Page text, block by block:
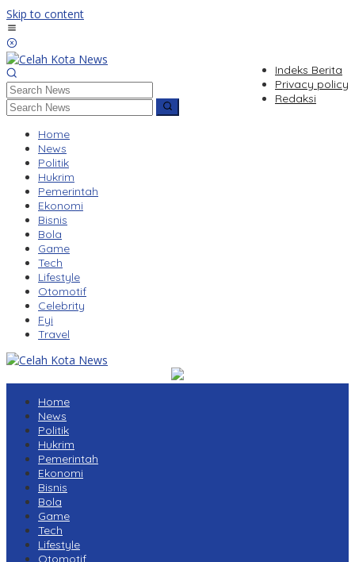
Skip to content
Indeks Berita
Privacy policy
Redaksi
Home
News
Politik
Hukrim
Pemerintah
Ekonomi
Bisnis
Bola
Game
Tech
Lifestyle
Otomotif
Celebrity
Fyi
Travel
Home
News
Politik
Hukrim
Pemerintah
Ekonomi
Bisnis
Bola
Game
Tech
Lifestyle
Otomotif